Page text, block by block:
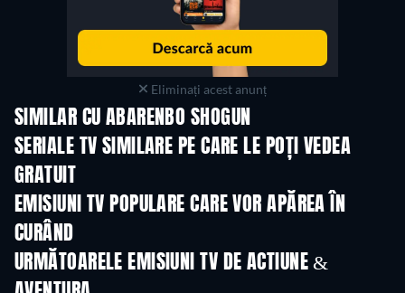
Eliminați acest anunț
SIMILAR CU ABARENBO SHOGUN
TV
SERIALE TV SIMILARE PE CARE LE POȚI VEDEA
GRATUIT
EMISIUNI TV POPULARE CARE VOR APĂREA ÎN
CURÂND
URMĂTOARELE EMISIUNI TV DE ACTIUNE &